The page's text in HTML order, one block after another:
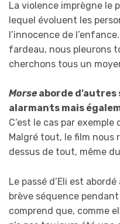
La violence imprègne le
lequel évoluent les
l’innocence de
fardeau, nous pleurons
cherchons tous un
Morseaborde
alarmants mais
C’est le cas par
Malgré tout, le film nous
dessus de tout, même
Le passé d’Eli est
brève séquence
comprend que, comme